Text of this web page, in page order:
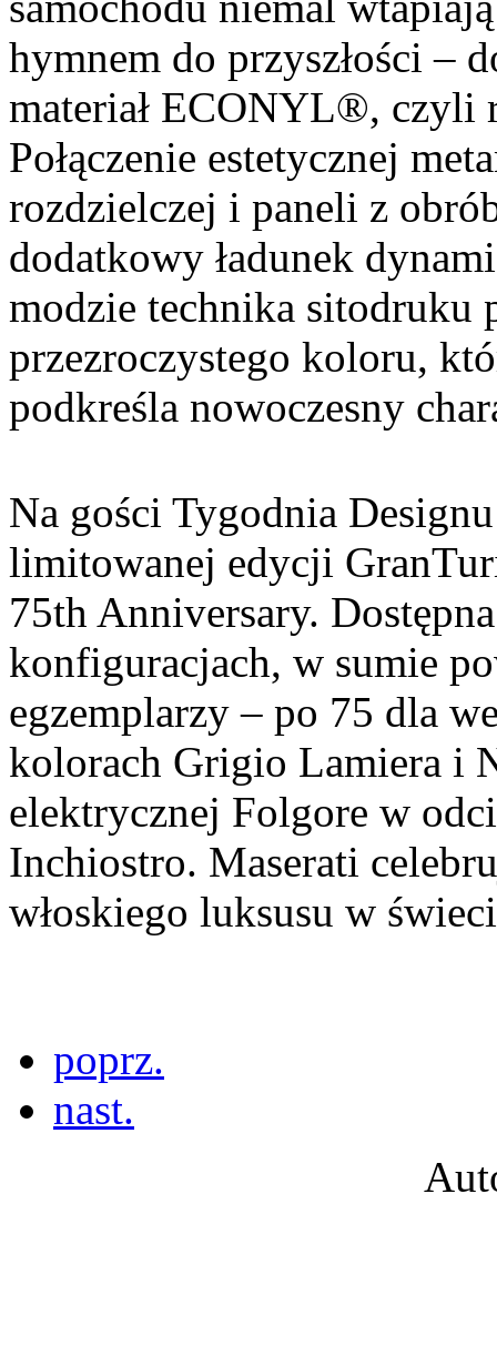
hymnem do przyszłości –
materiał ECONYL®, czyli
Połączenie estetycznej
rozdzielczej i paneli z
dodatkowy ładunek
modzie technika sitodruku
przezroczystego koloru,
podkreśla nowoczesny
Na gości Tygodnia
limitowanej edycji
75th Anniversary.
konfiguracjach, w sumie
egzemplarzy – po 75 dla
kolorach Grigio Lamiera i
elektrycznej Folgore w
Inchiostro. Maserati
włoskiego luksusu w
poprz.
nast.